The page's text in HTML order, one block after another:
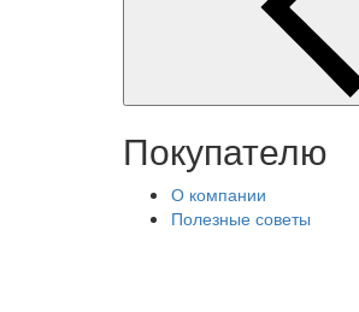
Покупателю
О компании
Полезные советы